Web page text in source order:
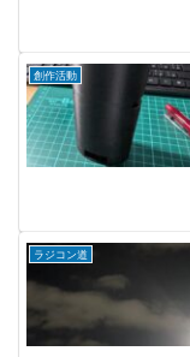
創作活動
ラジコン道